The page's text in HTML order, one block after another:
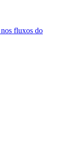
nos fluxos do